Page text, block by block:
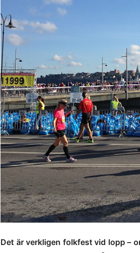
Det är verkligen folkfest vid lopp –